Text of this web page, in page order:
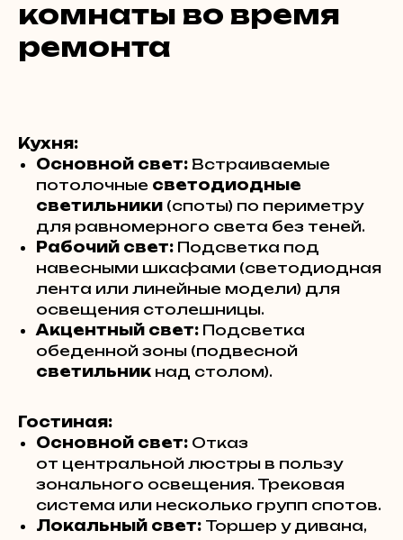
комнаты во время
ремонта
Кухня:
Основной свет: Встраиваемые
потолочные светодиодные
светильники (споты) по периметру
для равномерного света без теней.
Рабочий свет: Подсветка под
навесными шкафами (светодиодная
лента или линейные модели) для
освещения столешницы.
Акцентный свет: Подсветка
обеденной зоны (подвесной
светильник над столом).
Гостиная:
Основной свет: Отказ
от центральной люстры в пользу
зонального освещения. Трековая
система или несколько групп спотов.
Локальный свет: Торшер у дивана,